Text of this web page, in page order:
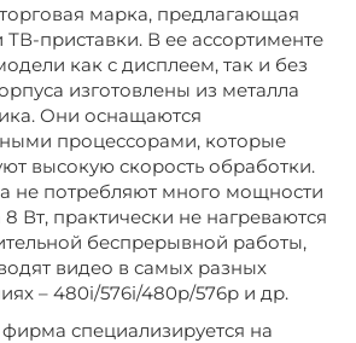
марка, предлагающая
приставки. В ее ассортименте
как с дисплеем, так и без
изготовлены из металла
Они оснащаются
процессорами, которые
высокую скорость обработки.
не потребляют много мощности
Вт, практически не нагреваются
беспрерывной работы,
видео в самых разных
– 480i/576i/480p/576p и др.
фирма специализируется на